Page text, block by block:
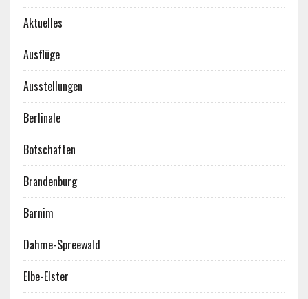
Aktuelles
Ausflüge
Ausstellungen
Berlinale
Botschaften
Brandenburg
Barnim
Dahme-Spreewald
Elbe-Elster